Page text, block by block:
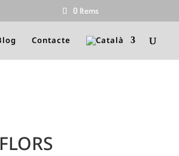
0 Items
Contacte